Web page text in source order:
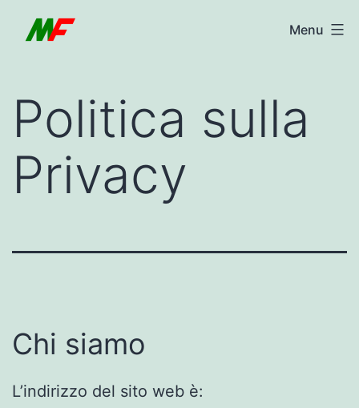
contenuto
Marco
Menu
Politica sulla
Privacy
Chi siamo
L’indirizzo del sito web è: